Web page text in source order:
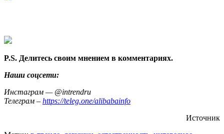
P.S. Делитесь своим мнением в комментариях.
Наши соцсети:
Инстаграм — @intrendru
Телеграм – https://teleg.one/alibabainfo
Источник